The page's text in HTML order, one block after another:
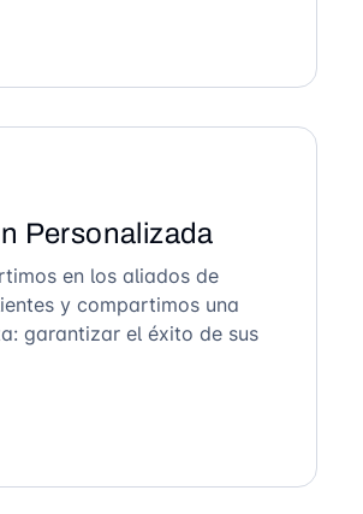
Personalizada
en los aliados de
y compartimos una
garantizar el éxito de sus